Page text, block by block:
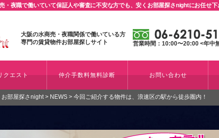
・夜職で働いていて保証人や審査に不安な方でも、安くお部屋探さnightにお任せ下
大阪の水商売・夜職関係で働いている方
専門の賃貸物件お部屋探しサイト
営業時間：10:00〜20:00 <年中
クエスト 仲介手数料無料診断 お問い合わせ
お部屋探さnight> NEWS > 今回ご紹介する物件は、浪速区の駅から徒歩圏内！